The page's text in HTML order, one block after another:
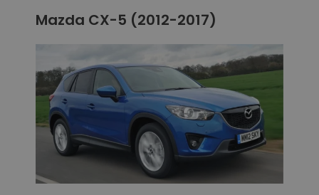
Mazda CX-5 (2012-2017)